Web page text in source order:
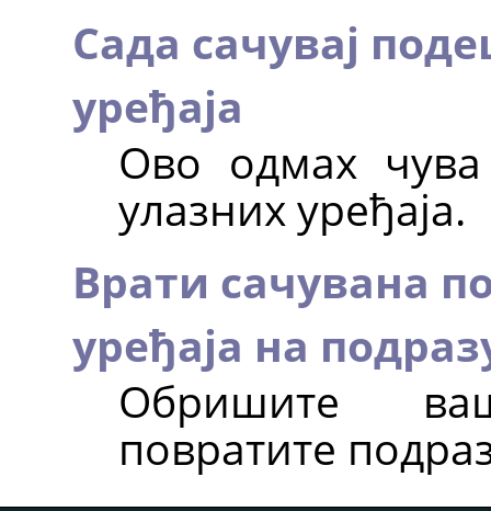
Сада сачувај
уређаја
Ово одмах
улазних уређаја.
Врати сачувана
уређаја на
Обришите
повратите